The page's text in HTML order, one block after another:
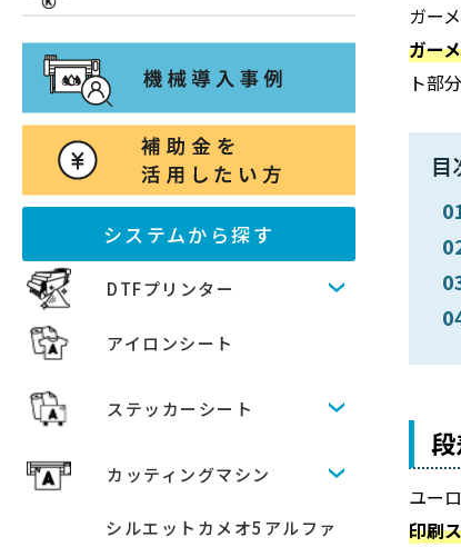
システムから探す
DTFプリンター
アイロンシート
ステッカーシート
カッティングマシン
シルエットカメオ5アルファ
ガー
ガー
ト部
目
ユー
印刷